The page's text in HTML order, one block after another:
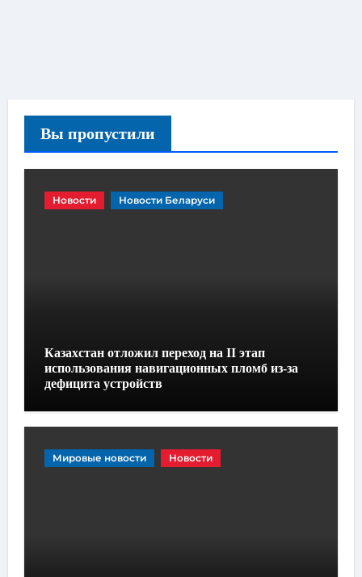
Вы пропустили
Новости Новости Беларуси
Казахстан отложил переход на II этап
использования навигационных пломб из-за
дефицита устройств
Мировые новости Новости